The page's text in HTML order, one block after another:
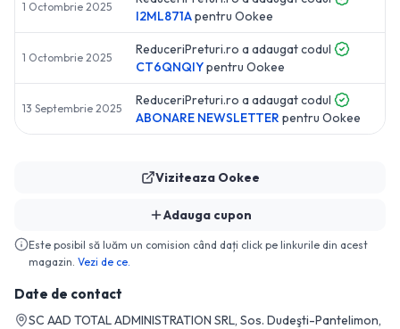
Viziteaza Ookee
Adauga cupon
Este posibil să luăm un comision când dați click pe linkurile din acest
magazin. Vezi de ce.
Date de contact
SC AAD TOTAL ADMINISTRATION SRL, Sos. Dudeşti-Pantelimon,
1 Octombrie 2025
I2ML871Apentru Ookee
1 Octombrie 2025
ReduceriPreturi.ro a adaugat codul
CT6QNQIYpentru Ookee
13 Septembrie 2025
ReduceriPreturi.ro a adaugat codul
ABONARE NEWSLETTER pentru Ookee